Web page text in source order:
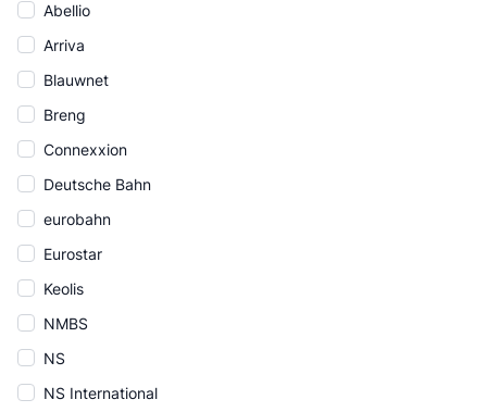
Abellio
Arriva
Blauwnet
Breng
Connexxion
Deutsche Bahn
eurobahn
Eurostar
Keolis
NMBS
NS
NS International